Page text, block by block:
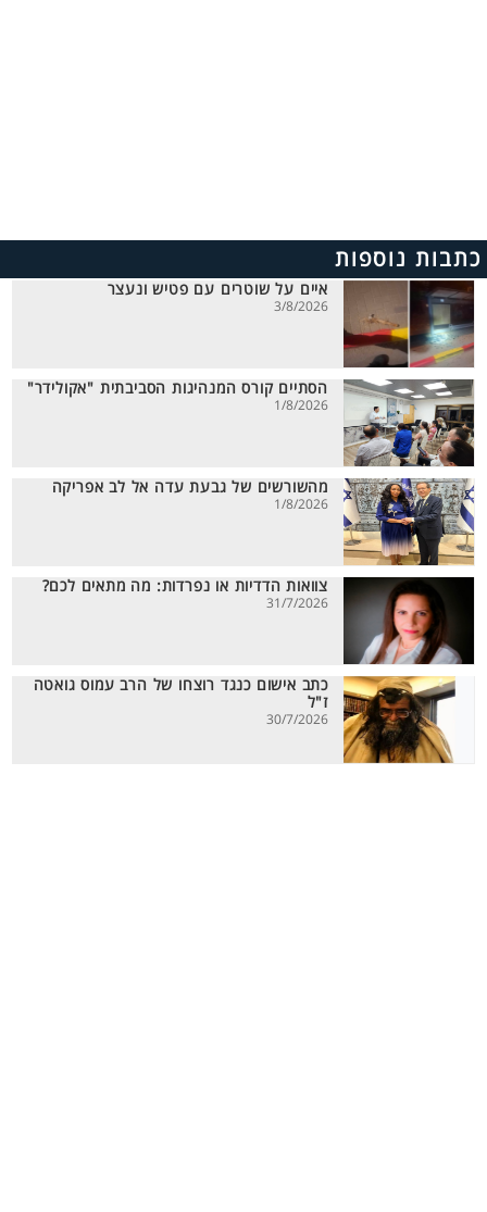
כתבות נוספות
איים על שוטרים עם פטיש ונעצר
3/8/2026
הסתיים קורס המנהיגות הסביבתית "אקולידר"
1/8/2026
מהשורשים של גבעת עדה אל לב אפריקה
1/8/2026
צוואות הדדיות או נפרדות: מה מתאים לכם?
31/7/2026
כתב אישום כנגד רוצחו של הרב עמוס גואטה
ז"ל
30/7/2026